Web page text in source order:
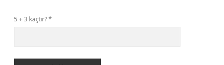
5 + 3 kaçtır?*